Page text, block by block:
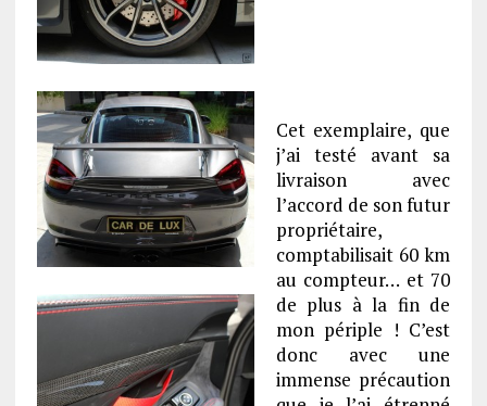
Cet exemplaire, que
j’ai testé avant sa
livraison avec
l’accord de son futur
propriétaire,
comptabilisait 60 km
au compteur… et 70
de plus à la fin de
mon périple ! C’est
donc avec une
immense précaution